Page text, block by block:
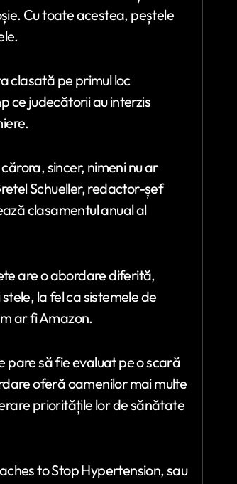
Cu toate acestea, peștele
clasată pe primul loc
ce judecătorii au interzis
sincer, nimeni nu ar
Schueller, redactor-șef
clasamentul anual al
are o abordare diferită,
la fel ca sistemele de
ar fi Amazon.
pare să fie evaluat pe o scară
oferă oamenilor mai multe
prioritățile lor de sănătate
to Stop Hypertension, sau